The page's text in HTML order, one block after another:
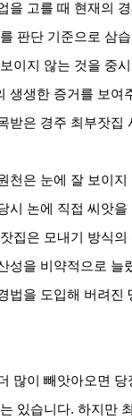
을 고를 때 현재의
판단 기준으로 삼
이지 않는 것을 중
생생한 증거를 보여
받은 경주 최부잣집
천은 눈에 잘 보이지
시 논에 직접 씨앗을
집은 모내기 방식의
성을 비약적으로 늘
법을 도입해 버려진
많이 빼앗아오면 당
있습니다.하지만